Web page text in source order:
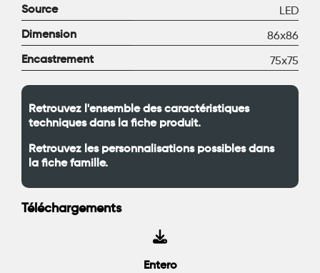
Source LED
Dimension 86x86
Encastrement 75x75
Retrouvez l'ensemble des caractéristiques
techniques dans la fiche produit.
Retrouvez les personnalisations possibles dans
la fiche famille.
Téléchargements
Entero